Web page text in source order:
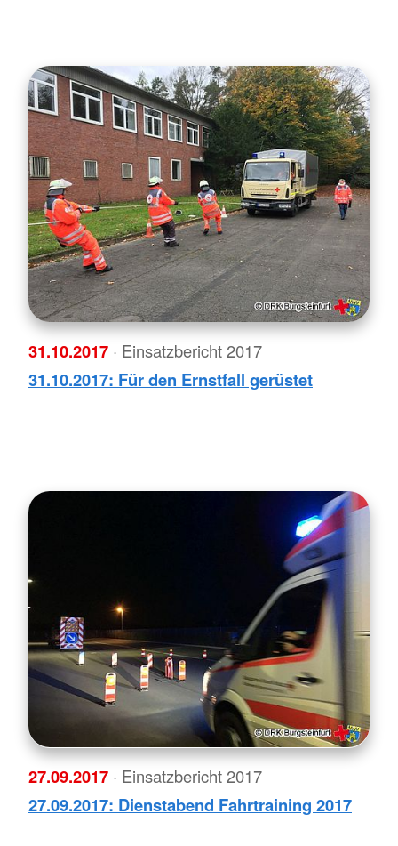
31.10.2017 · Einsatzbericht 2017
31.10.2017: Für den Ernstfall gerüstet
27.09.2017 · Einsatzbericht 2017
27.09.2017: Dienstabend Fahrtraining 2017